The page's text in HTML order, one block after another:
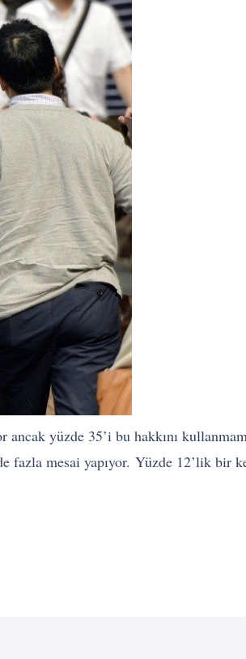
yüzde 35’i bu hakkını
fazla mesai yapıyor. Yüzde 12’lik bir